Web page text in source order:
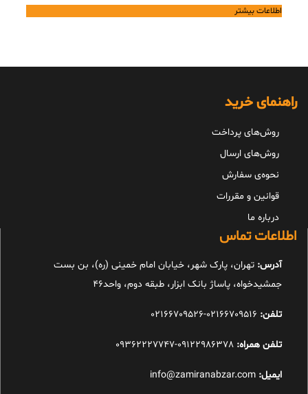
اطلاعات بیشتر
راهنمای خرید
روش‌های پرداخت
روش‌های ارسال
نحوه‌ی سفارش
قوانین و مقررات
درباره ما
اطلاعات تماس
آدرس: تهران، پارک شهر، خیابان امام خمینی (ره)، بن بست
جمشیدخواه، پاساژ بانک ابزار، طبقه دوم، واحد46
تلفن:
تلفن همراه: 09122986378-09362227747
ایمیل: